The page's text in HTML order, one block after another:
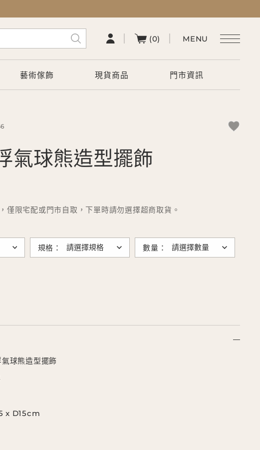
(0)
藝術傢飾 現貨商品 門市資訊
氣球熊造型擺飾
僅限宅配或門市自取，下單時請勿選擇超商取貨。
規格： 數量：
球熊造型擺飾
x D15cm